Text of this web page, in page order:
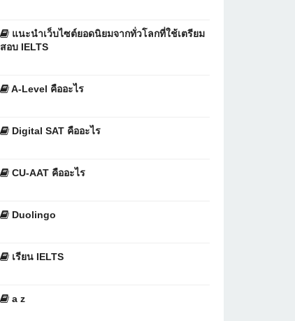
แนะนำเว็บไซต์ยอดนิยมจากทั่วโลกที่ใช้เตรียม
สอบ IELTS
A-Level คืออะไร
Digital SAT คืออะไร
CU-AAT คืออะไร
Duolingo
เรียน IELTS
a z